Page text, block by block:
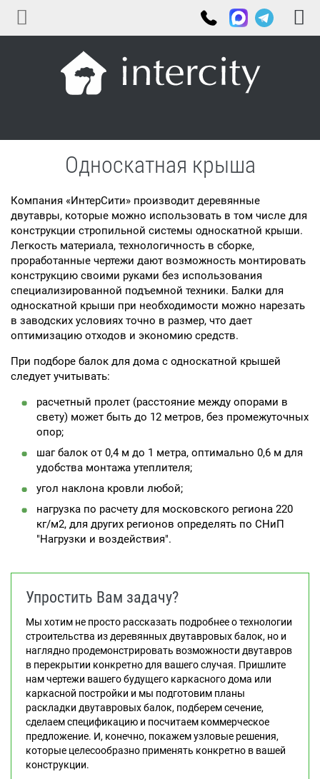
Односкатная крыша
Компания «ИнтерСити» производит деревянные
двутавры, которые можно использовать в том числе для
конструкции стропильной системы односкатной крыши.
Легкость материала, технологичность в сборке,
проработанные чертежи дают возможность монтировать
конструкцию своими руками без использования
специализированной подъемной техники. Балки для
односкатной крыши при необходимости можно нарезать
в заводских условиях точно в размер, что дает
оптимизацию отходов и экономию средств.
При подборе балок для дома с односкатной крышей
следует учитывать:
расчетный пролет (расстояние между опорами в
свету) может быть до 12 метров, без промежуточных
опор;
шаг балок от 0,4 м до 1 метра, оптимально 0,6 м для
удобства монтажа утеплителя;
угол наклона кровли любой;
нагрузка по расчету для московского региона 220
кг/м2, для других регионов определять по СНиП
"Нагрузки и воздействия".
Упростить Вам задачу?
Мы хотим не просто рассказать подробнее о технологии
строительства из деревянных двутавровых балок, но и
наглядно продемонстрировать возможности двутавров
в перекрытии конкретно для вашего случая. Пришлите
нам чертежи вашего будущего каркасного дома или
каркасной постройки и мы подготовим планы
раскладки двутавровых балок, подберем сечение,
сделаем спецификацию и посчитаем коммерческое
предложение. И, конечно, покажем узловые решения,
которые целесообразно применять конкретно в вашей
конструкции.